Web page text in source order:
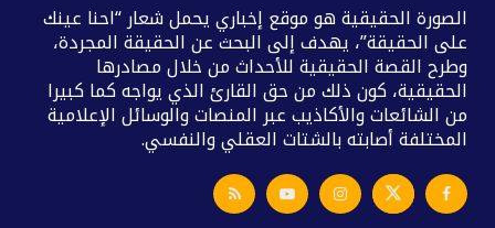
الصورة الحقيقية هو موقع إخباري يحمل شعار “احنا عينك
على الحقيقة”، يهدف إلى البحث عن الحقيقة المجردة،
وطرح القصة الحقيقية للأحداث من خلال مصادرها
الحقيقية، كون ذلك من حق القارئ الذي يواجه كما كبيرا
من الشائعات والأكاذيب عبر المنصات والوسائل الإعلامية
المختلفة أصابته بالشتات العقلي والنفسي.